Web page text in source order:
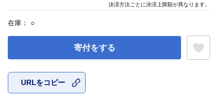
在庫： ○
寄付をする
URLをコピー
決済方法ごとに決済上限額が異なります。